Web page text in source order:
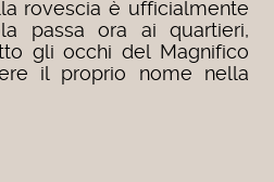
rovescia è ufficialmente
passa ora ai quartieri,
gli occhi del Magnifico
il proprio nome nella